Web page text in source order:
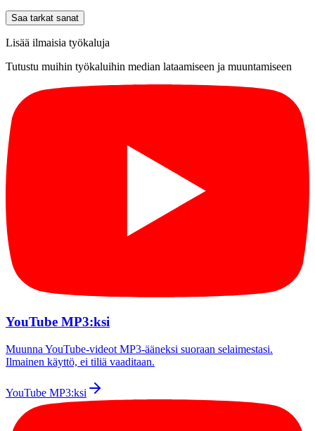
Saa tarkat sanat
Lisää ilmaisia työkaluja
Tutustu muihin työkaluihin median lataamiseen ja muuntamiseen
YouTube MP3:ksi
Muunna YouTube-videot MP3-ääneksi suoraan selaimestasi.
Ilmainen käyttö, ei tiliä vaaditaan.
YouTube MP3:ksi